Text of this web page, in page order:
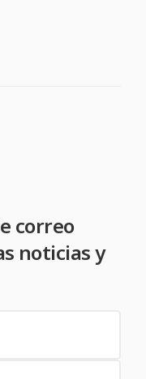
correo
noticias y